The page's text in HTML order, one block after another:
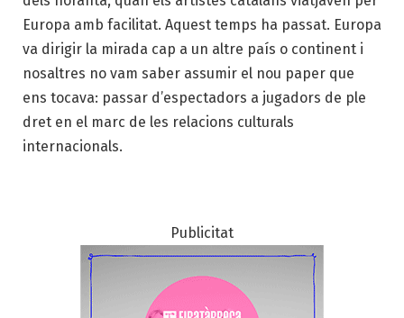
Europa amb facilitat. Aquest temps ha passat. Europa
va dirigir la mirada cap a un altre país o continent i
nosaltres no vam saber assumir el nou paper que
ens tocava: passar d’espectadors a jugadors de ple
dret en el marc de les relacions culturals
internacionals.
Publicitat